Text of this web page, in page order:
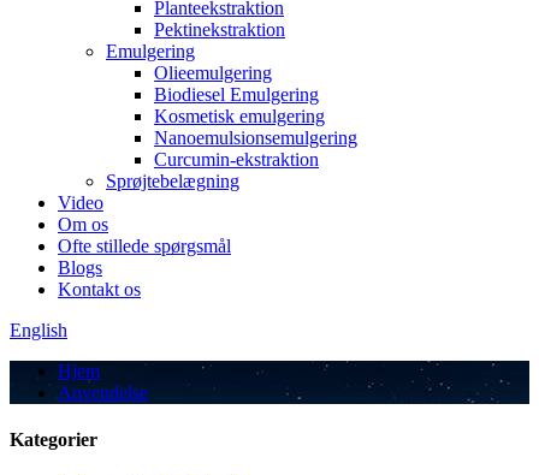
Planteekstraktion
Pektinekstraktion
Emulgering
Olieemulgering
Biodiesel Emulgering
Kosmetisk emulgering
Nanoemulsionsemulgering
Curcumin-ekstraktion
Sprøjtebelægning
Video
Om os
Ofte stillede spørgsmål
Blogs
Kontakt os
English
Hjem
Anvendelse
Kategorier